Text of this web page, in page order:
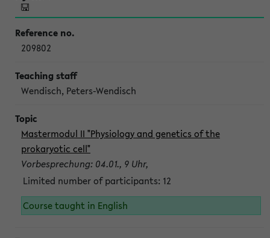
209802
Wendisch, Peters-Wendisch
Mastermodul II "Physiology and genetics of the
prokaryotic cell"
Vorbesprechung: 04.01., 9 Uhr,
Limited number of participants: 12
Course taught in English